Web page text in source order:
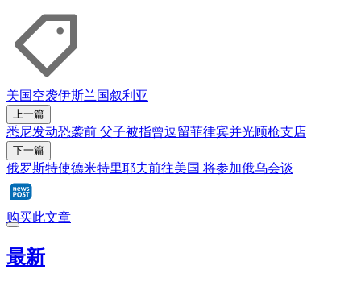
美国空袭伊斯兰国叙利亚
上一篇
悉尼发动恐袭前 父子被指曾逗留菲律宾并光顾枪支店
下一篇
俄罗斯特使德米特里耶夫前往美国 将参加俄乌会谈
购买此文章
最新